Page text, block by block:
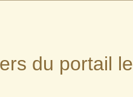
du portail